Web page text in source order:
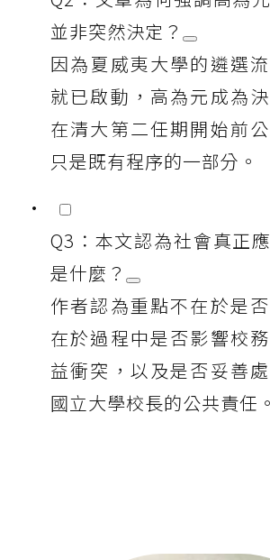
並非突然決定？
因為夏威夷大學的遴選
就已啟動，高為元成為
在清大第二任期開始前
只是既有程序的一部分。
Q3：本文認為社會真正
是什麼？
作者認為重點不在於是
在於過程中是否影響校
益衝突，以及是否妥善
國立大學校長的公共責任。